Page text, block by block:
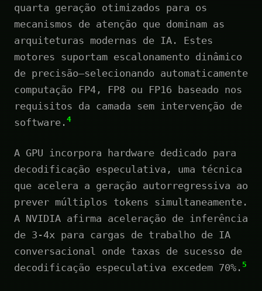
quarta geração otimizados para os
mecanismos de atenção que dominam as
arquiteturas modernas de IA. Estes
motores suportam escalonamento dinâmico
de precisão—selecionando automaticamente
computação FP4, FP8 ou FP16 baseado nos
requisitos da camada sem intervenção de
software. 4
A GPU incorpora hardware dedicado para
decodificação especulativa, uma técnica
que acelera a geração autorregressiva ao
prever múltiplos tokens simultaneamente.
A NVIDIA afirma aceleração de inferência
de 3-4x para cargas de trabalho de IA
conversacional onde taxas de sucesso de
decodificação especulativa excedem 70%. 5